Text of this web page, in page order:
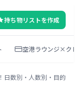
持ち物リストを作成
空港ラウンジ×ク
日数別・人数別・目的別